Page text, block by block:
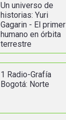
Un universo de
historias: Yuri
Gagarin - El primer
humano en órbita
terrestre
1 Radio-Grafía
Bogotá: Norte